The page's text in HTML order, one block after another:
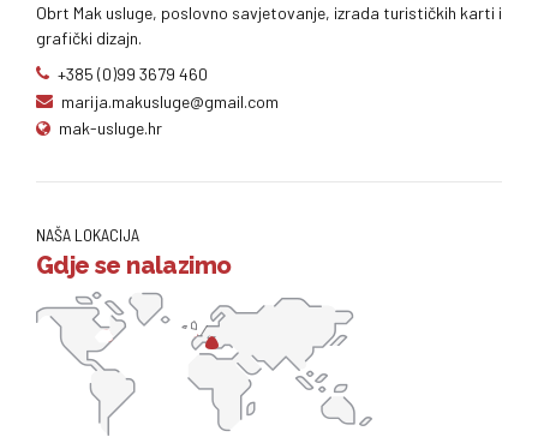
Obrt Mak usluge, poslovno savjetovanje, izrada turističkih karti i
grafički dizajn.
+385 (0)99 3679 460
marija.makusluge@gmail.com
mak-usluge.hr
NAŠA LOKACIJA
Gdje se nalazimo